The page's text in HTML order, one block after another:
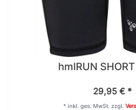
hmlRUN
29,95 € *
* inkl. ges. MwSt.zzgl.